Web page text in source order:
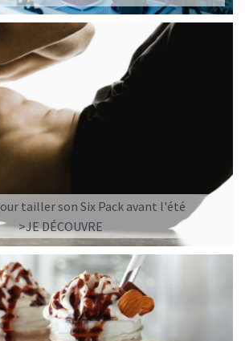
tailler son Six Pack avant l'été
>JE DÉCOUVRE